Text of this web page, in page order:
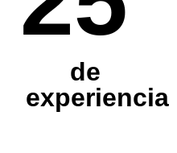
de
experiencia